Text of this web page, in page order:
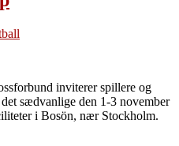
inviterer spillere og
sædvanlige den 1-3 november
i Bosön, nær Stockholm.